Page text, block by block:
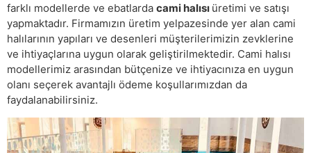
farklı modellerde ve ebatlarda cami halısı üretimi ve satışı
yapmaktadır. Firmamızın üretim yelpazesinde yer alan cami
halılarının yapıları ve desenleri müşterilerimizin zevklerine
ve ihtiyaçlarına uygun olarak geliştirilmektedir. Cami halısı
modellerimiz arasından bütçenize ve ihtiyacınıza en uygun
olanı seçerek avantajlı ödeme koşullarımızdan da
faydalanabilirsiniz.